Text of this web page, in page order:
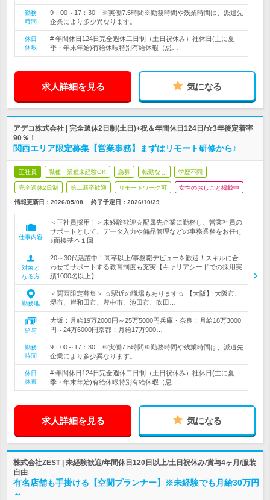
勤務
時間
9：00～17：30 ※実働7.5時間※勤務時間や残業時間は、派遣先
企業により多少異なります。
休日
休暇
# 年間休日124日完全週休二日制（土日祝休み）社休日(主に夏
季・年末年始)有給休暇特別有給休暇（忌…
求人詳細を見る 気になる
アデコ株式会社 | 完全週休2日制(土日)+祝＆年間休日124日/☆3年後定着率
90％！
関西エリア限定募集【営業事務】まずはリモート研修から♪
正社員 職種・業種未経験OK 急募 転勤なし 学歴不問
完全週休2日制 第二新卒歓迎 リモートワーク可 女性のおしごと掲載中
情報更新日：2026/05/08 終了予定日： 2026/10/29
仕事内容
＜正社員採用！＞未経験歓迎☆配属先企業に勤務し、営業社員の
サポートとして、データ入力や備品管理などの事務業務をお任せ
♪面接基本１回
対象と
なる方
20～30代活躍中！高卒以上/事務職デビューを歓迎！スキルに合
わせてサポートする教育制度も充実【キャリアシードでの採用実
績1000名以上】
勤務地
＜関西限定募集＞ ☆駅近の職場もあります☆ 【大阪】 大阪市、
堺市、岸和田市、豊中市、池田市、吹田…
給与
大坂：月給19万2000円～25万5000円兵庫・奈良：月給18万3000
円～24万6000円京都：月給17万900…
勤務
時間
9：00～17：30 ※実働7.5時間※勤務時間や残業時間は、派遣先
企業により多少異なります。
休日
休暇
# 年間休日124日完全週休二日制（土日祝休み）社休日(主に夏
季・年末年始)有給休暇特別有給休暇（忌…
求人詳細を見る 気になる
株式会社ZEST | 未経験歓迎/年間休日120日以上/土日祝休み/賞与4ヶ月/服装
自由
有名店舗も手掛ける【空間プランナー】※未経験でも月給30万円
～